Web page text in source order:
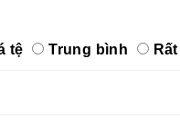
tệ Trung bình